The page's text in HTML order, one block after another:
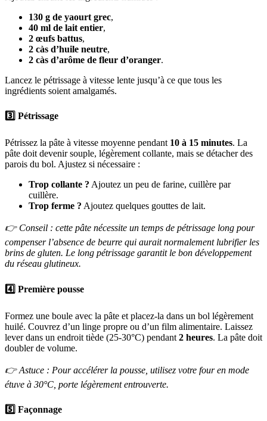
130 g de yaourt grec,
40 ml de lait entier,
2 œufs battus,
2 càs d’huile neutre,
2 càs d’arôme de fleur d’oranger.
Lancez le pétrissage à vitesse lente jusqu’à ce que tous les
ingrédients soient amalgamés.
3️⃣ Pétrissage
Pétrissez la pâte à vitesse moyenne pendant 10 à 15 minutes. La
pâte doit devenir souple, légèrement collante, mais se détacher des
parois du bol. Ajustez si nécessaire :
Trop collante ? Ajoutez un peu de farine, cuillère par
cuillère.
Trop ferme ? Ajoutez quelques gouttes de lait.
👉 Conseil : cette pâte nécessite un temps de pétrissage long pour
compenser l’absence de beurre qui aurait normalement lubrifier les
brins de gluten. Le long pétrissage garantit le bon développement
du réseau glutineux.
4️⃣ Première pousse
Formez une boule avec la pâte et placez-la dans un bol légèrement
huilé. Couvrez d’un linge propre ou d’un film alimentaire. Laissez
lever dans un endroit tiède (25-30°C) pendant 2 heures. La pâte doit
doubler de volume.
👉 Astuce : Pour accélérer la pousse, utilisez votre four en mode
étuve à 30°C, porte légèrement entrouverte.
5️⃣ Façonnage